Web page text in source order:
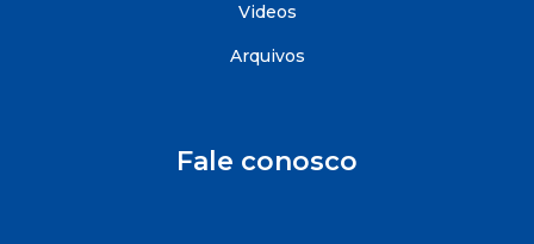
Videos
Arquivos
Fale conosco